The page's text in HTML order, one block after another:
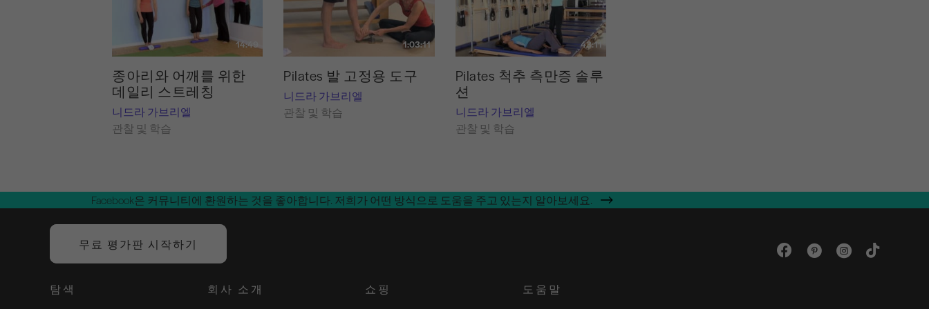
14:49
종아리와 어깨를 위한
데일리 스트레칭
니드라 가브리엘
관찰 및 학습
1:03:11
Pilates 발 고정용 도구
니드라 가브리엘
관찰 및 학습
43:11
Pilates 척추 측만증 솔루
션
니드라 가브리엘
관찰 및 학습
Facebook은 커뮤니티에 환원하는 것을 좋아합니다. 저희가 어떤 방식으로 도움을 주고 있는지 알아보세요.
무료 평가판 시작하기
탐색 회사 소개 쇼핑 도움말